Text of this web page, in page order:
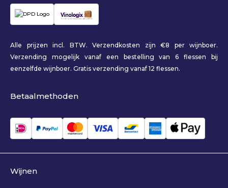
Alle prijzen incl. BTW. Verzendkosten zijn €8 per wijnboer.
Verzending mogelijk vanaf een bestelling van 6 flessen bij
eenzelfde wijnboer. Gratis verzending vanaf 12 flessen.
Betaalmethoden
Wijnen